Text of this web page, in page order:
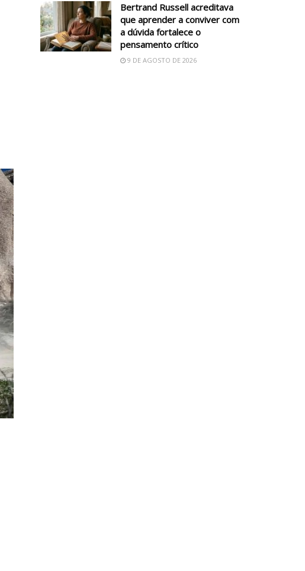
Bertrand Russell acreditava
que aprender a conviver com
a dúvida fortalece o
pensamento crítico
9 DE AGOSTO DE 2026